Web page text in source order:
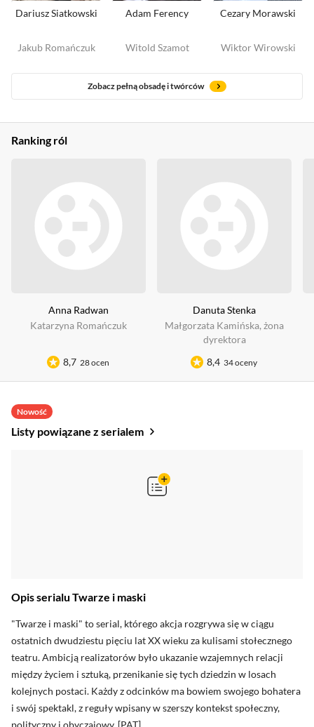
Dariusz Siatkowski
Jakub Romańczuk
Adam Ferency
Witold Szamot
Cezary Morawski
Wiktor Wirowski
Zobacz pełną obsadę i twórców
Ranking ról
Anna Radwan
Katarzyna Romańczuk
8,7 28 ocen
Danuta Stenka
Małgorzata Kamińska, żona
dyrektora
8,4 34 oceny
Nowość
Listy powiązane z serialem
oceny krytyków
Zobacz oceny krytyków
Opis serialu Twarze i maski
"Twarze i maski" to serial, którego akcja rozgrywa się w ciągu
ostatnich dwudziestu pięciu lat XX wieku za kulisami stołecznego
teatru. Ambicją realizatorów było ukazanie wzajemnych relacji
między życiem i sztuką, przenikanie się tych dziedzin w losach
kolejnych postaci. Każdy z odcinków ma bowiem swojego bohatera
i swój spektakl, z reguły wpisany w szerszy kontekst społeczny,
polityczny i obyczajowy. [PAT]